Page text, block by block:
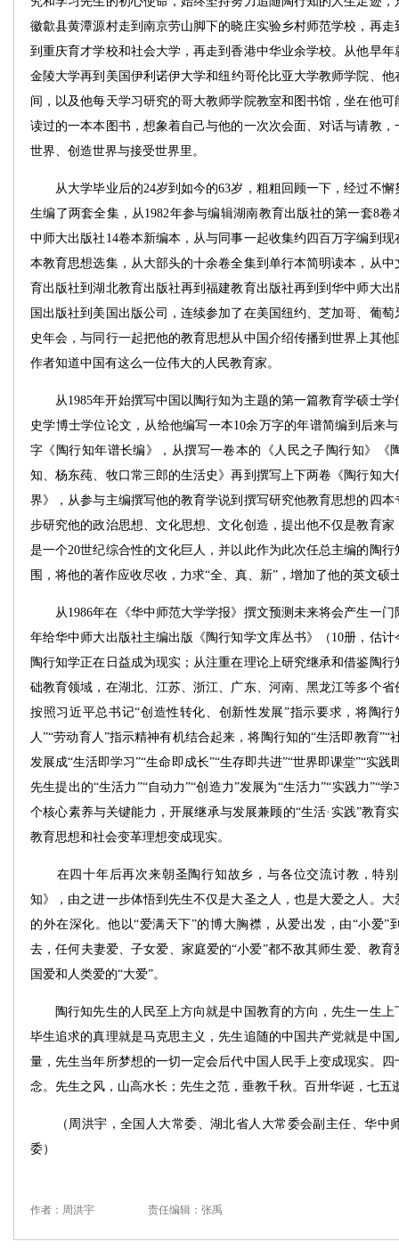
徽歙县黄潭源村走到南京劳山脚下的晓庄实验乡村师范学校，再
到重庆育才学校和社会大学，再走到香港中华业余学校。从他早
金陵大学再到美国伊利诺伊大学和纽约哥伦比亚大学教师学院、他
间，以及他每天学习研究的哥大教师学院教室和图书馆，坐在他
读过的一本本图书，想象着自己与他的一次次会面、对话与请教
世界、创造世界与接受世界里。
从大学毕业后的24岁到如今的63岁，粗粗回顾一下，经过不懈
生编了两套全集，从1982年参与编辑湖南教育出版社的第一套8卷
中师大出版社14卷本新编本，从与同事一起收集约四百万字编到
本教育思想选集，从大部头的十余卷全集到单行本简明读本，从
育出版社到湖北教育出版社再到福建教育出版社再到到华中师大
国出版社到美国出版公司，连续参加了在美国纽约、芝加哥、葡
史年会，与同行一起把他的教育思想从中国介绍传播到世界上其
作者知道中国有这么一位伟大的人民教育家。
从1985年开始撰写中国以陶行知为主题的第一篇教育学硕士学
史学博士学位论文，从给他编写一本10余万字的年谱简编到后来
字《陶行知年谱长编》，从撰写一卷本的《人民之子陶行知》《
知、杨东莼、牧口常三郎的生活史》再到撰写上下两卷《陶行知
界》，从参与主编撰写他的教育学说到撰写研究他教育思想的四
步研究他的政治思想、文化思想、文化创造，提出他不仅是教育
是一个20世纪综合性的文化巨人，并以此作为此次任总主编的陶
围，将他的著作应收尽收，力求“全、真、新”，增加了他的英文硕
从1986年在《华中师范大学学报》撰文预测未来将会产生一门
年给华中师大出版社主编出版《陶行知学文库丛书》（10册，估
陶行知学正在日益成为现实；从注重在理论上研究继承和借鉴陶
础教育领域，在湖北、江苏、浙江、广东、河南、黑龙江等多个
按照习近平总书记“创造性转化、创新性发展”指示要求，将陶
人”“劳动育人”指示精神有机结合起来，将陶行知的“生活即教育”“
发展成“生活即学习”“生命即成长”“生存即共进”“世界即课堂”“实
先生提出的“生活力”“自动力”“创造力”发展为“生活力”“实践力”“学
个核心素养与关键能力，开展继承与发展兼顾的“生活·实践”教育
教育思想和社会变革理想变成现实。
在四十年后再次来朝圣陶行知故乡，与各位交流讨教，特别
知》，由之进一步体悟到先生不仅是大圣之人，也是大爱之人。
的外在深化。他以“爱满天下”的博大胸襟，从爱出发，由“小爱”
去，任何夫妻爱、子女爱、家庭爱的“小爱”都不敌其师生爱、教
国爱和人类爱的“大爱”。
陶行知先生的人民至上方向就是中国教育的方向，先生一生上
毕生追求的真理就是马克思主义，先生追随的中国共产党就是中
量，先生当年所梦想的一切一定会后代中国人民手上变成现实。
念。先生之风，山高水长；先生之范，垂教千秋。百卅华诞，七五
（周洪宇，全国人大常委、湖北省人大常委会副主任、华中
委）
作者：周洪宇 责任编辑：张禹